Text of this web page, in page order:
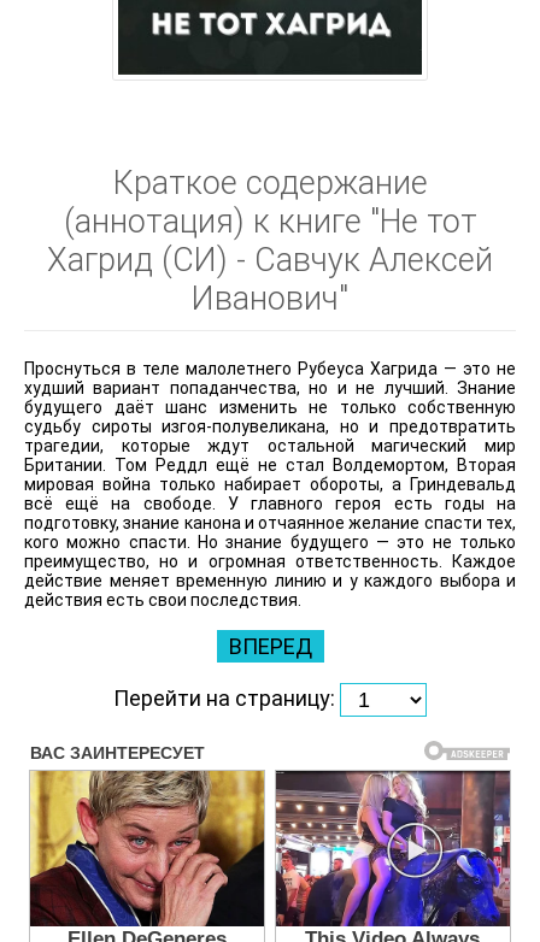
Краткое содержание
(аннотация) к книге "Не тот
Хагрид (СИ) - Савчук Алексей
Иванович"
Проснуться в теле малолетнего Рубеуса Хагрида — это не
худший вариант попаданчества, но и не лучший. Знание
будущего даёт шанс изменить не только собственную
судьбу сироты изгоя-полувеликана, но и предотвратить
трагедии, которые ждут остальной магический мир
Британии. Том Реддл ещё не стал Волдемортом, Вторая
мировая война только набирает обороты, а Гриндевальд
всё ещё на свободе. У главного героя есть годы на
подготовку, знание канона и отчаянное желание спасти тех,
кого можно спасти. Но знание будущего — это не только
преимущество, но и огромная ответственность. Каждое
действие меняет временную линию и у каждого выбора и
действия есть свои последствия.
ВПЕРЕД
Перейти на страницу: